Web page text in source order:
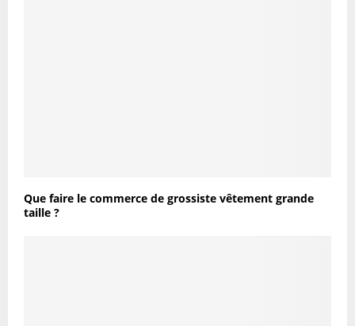
Que faire le commerce de grossiste vêtement grande
taille ?